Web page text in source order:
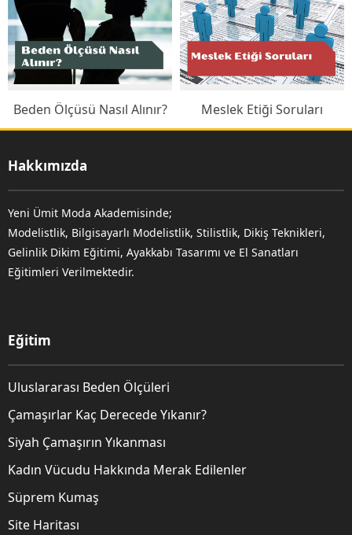
Beden Ölçüsü Nasıl Alınır? Meslek Etiği Soruları
Hakkımızda
Yeni Ümit Moda Akademisinde;
Modelistlik, Bilgisayarlı Modelistlik, Stilistlik, Dikiş Teknikleri,
Gelinlik Dikim Eğitimi, Ayakkabı Tasarımı ve El Sanatları
Eğitimleri Verilmektedir.
Eğitim
Uluslararası Beden Ölçüleri
Çamaşırlar Kaç Derecede Yıkanır?
Siyah Çamaşırın Yıkanması
Kadın Vücudu Hakkında Merak Edilenler
Süprem Kumaş
Site Haritası